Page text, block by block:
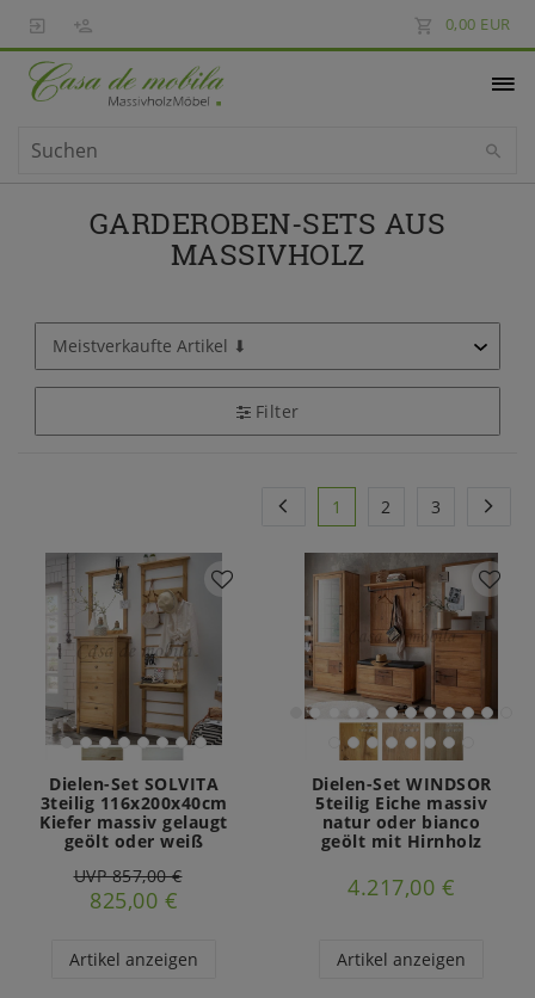
0,00 EUR
GARDEROBEN-SETS AUS
MASSIVHOLZ
Filter
1 2 3
Dielen-Set SOLVITA
3teilig 116x200x40cm
Kiefer massiv gelaugt
geölt oder weiß
UVP 857,00 €
825,00 €
Artikel anzeigen
Dielen-Set WINDSOR
5teilig Eiche massiv
natur oder bianco
geölt mit Hirnholz
4.217,00 €
Artikel anzeigen